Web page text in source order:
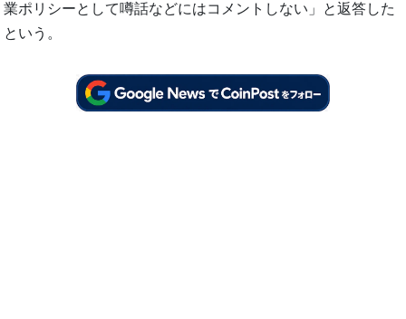
業ポリシーとして噂話などにはコメントしない」と返答した
という。